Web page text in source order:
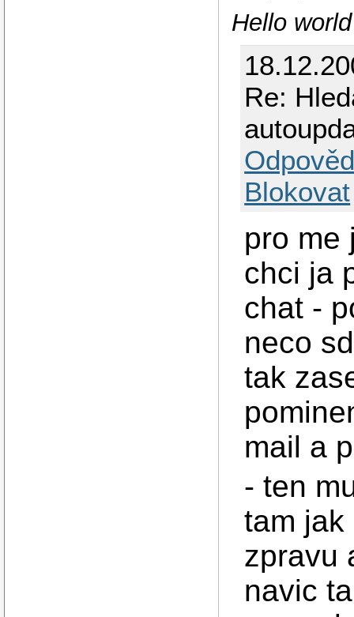
Hello
Re:
Blokovat
pro me
chci ja
chat -
neco
tak
mail a
- ten
tam jak
zpravu
navic